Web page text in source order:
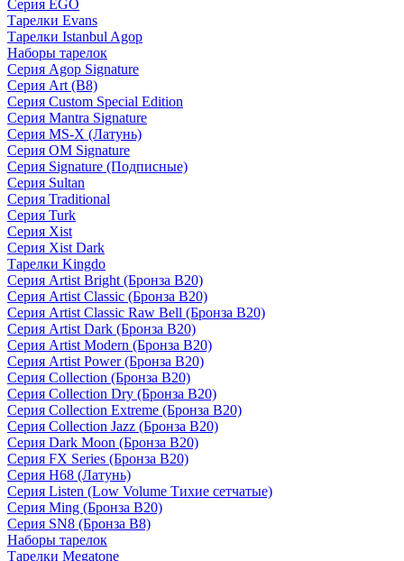
Серия EGO
Тарелки Evans
Тарелки Istanbul Agop
Наборы тарелок
Серия Agop Signature
Серия Art (B8)
Серия Custom Special Edition
Серия Mantra Signature
Серия MS-X (Латунь)
Серия OM Signature
Серия Signature (Подписные)
Серия Sultan
Серия Traditional
Серия Turk
Серия Xist
Серия Xist Dark
Тарелки Kingdo
Серия Artist Bright (Бронза B20)
Серия Artist Classic (Бронза B20)
Серия Artist Classic Raw Bell (Бронза B20)
Серия Artist Dark (Бронза B20)
Серия Artist Modern (Бронза B20)
Серия Artist Power (Бронза B20)
Серия Collection (Бронза B20)
Серия Collection Dry (Бронза B20)
Серия Collection Extreme (Бронза B20)
Серия Collection Jazz (Бронза B20)
Серия Dark Moon (Бронза B20)
Серия FX Series (Бронза B20)
Серия H68 (Латунь)
Серия Listen (Low Volume Тихие сетчатые)
Серия Ming (Бронза B20)
Серия SN8 (Бронза B8)
Наборы тарелок
Тарелки Megatone